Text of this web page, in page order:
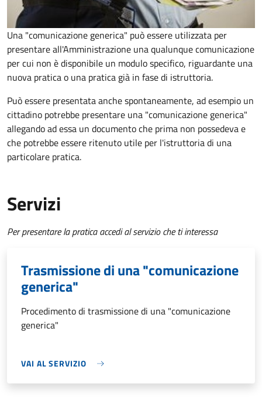
Una "comunicazione generica" può essere utilizzata per
presentare all'Amministrazione una qualunque comunicazione
per cui non è disponibile un modulo specifico, riguardante una
nuova pratica o una pratica già in fase di istruttoria.
Può essere presentata anche spontaneamente, ad esempio un
cittadino potrebbe presentare una "comunicazione generica"
allegando ad essa un documento che prima non possedeva e
che potrebbe essere ritenuto utile per l'istruttoria di una
particolare pratica.
Servizi
Per presentare la pratica accedi al servizio che ti interessa
Trasmissione di una "comunicazione
generica"
Procedimento di trasmissione di una "comunicazione
generica"
VAI AL SERVIZIO